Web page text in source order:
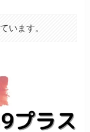
います。